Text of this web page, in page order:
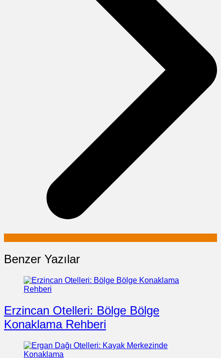
Benzer Yazılar
Erzincan Otelleri: Bölge Bölge
Konaklama Rehberi